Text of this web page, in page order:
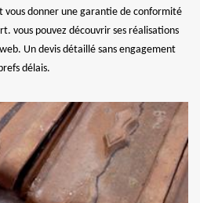
vous donner une garantie de conformité
vous pouvez découvrir ses réalisations
Un devis détaillé sans engagement
délais.